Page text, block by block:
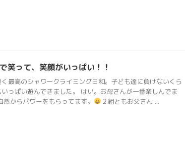
笑って、笑顔がいっぱい！！
最高のシャワークライミング日和。子ども達に負けないくら
いっぱい遊んできました。 はい。お母さんが一番楽しんでま
然からパワーをもらってます。
２組ともお父さん ...